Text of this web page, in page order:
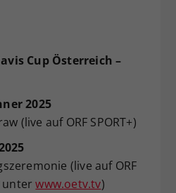
Cup Österreich –
2025
(live auf ORF SPORT+)
(live auf ORF
unterwww.oetv.tv)